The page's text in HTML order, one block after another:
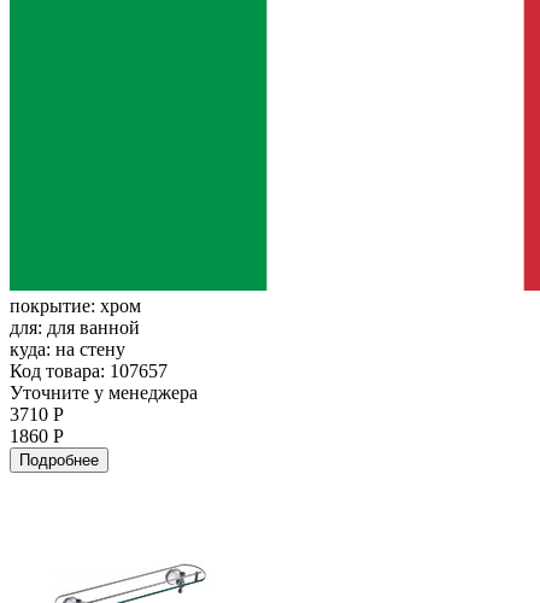
покрытие: хром
для: для ванной
куда: на стену
Код товара: 107657
Уточните у менеджера
3710 Р
1860 Р
Подробнее